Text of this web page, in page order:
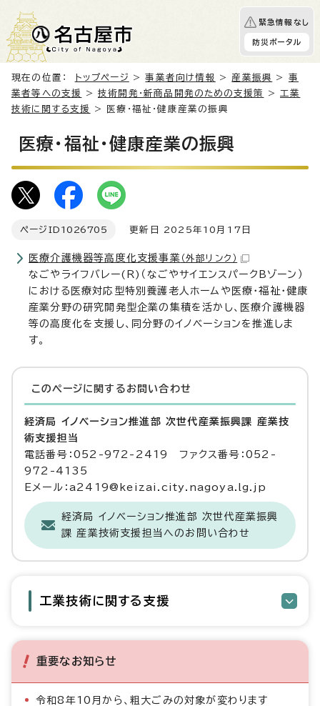
緊急情報なし
防災ポータル
現在の位置： トップページ >事業者向け情報 > 産業振興 > 事
業者等への支援
>技術開発・新商品開発のための支援策 >工業
技術に関する支援
> 医療・福祉・健康産業の振興
医療・福祉・健康産業の振興
ページID 1026705 更新日 2025年10月17日
医療介護機器等高度化支援事業 （外部リンク）
なごやライフバレー(R)（なごやサイエンスパークBゾーン）
における医療対応型特別養護老人ホームや医療・福祉・健康
産業分野の研究開発型企業の集積を活かし、医療介護機器
等の高度化を支援し、同分野のイノベーションを推進しま
す。
このページに関する お問い合わせ
経済局 イノベーション推進部 次世代産業振興課 産業技
術支援担当
電話番号：052-972-2419 ファクス番号：052-
972-4135
Eメール：a2419@keizai.city.nagoya.lg.jp
経済局 イノベーション推進部 次世代産業振興
課 産業技術支援担当へのお問い合わせ
工業技術に関する支援
重要なお知らせ
令和8年10月から、粗大ごみの対象が変わります